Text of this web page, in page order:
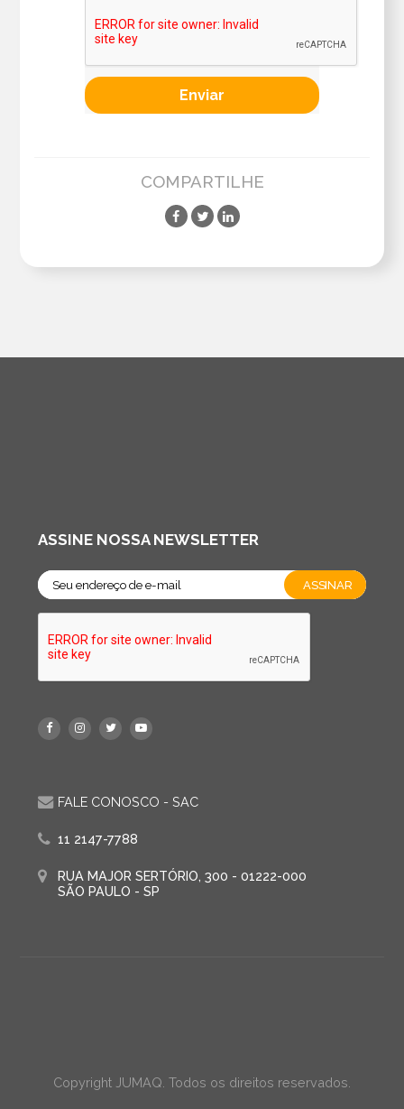
COMPARTILHE
ASSINE NOSSA NEWSLETTER
FALE CONOSCO - SAC
11 2147-7788
RUA MAJOR SERTÓRIO, 300 - 01222-000
SÃO PAULO - SP
Copyright JUMAQ. Todos os direitos reservados.